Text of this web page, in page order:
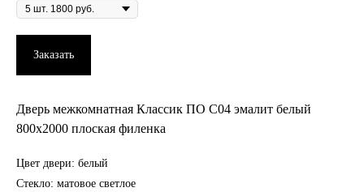
Заказать
Дверь межкомнатная Классик ПО С04 эмалит белый
800х2000 плоская филенка
Цвет двери: белый
Стекло: матовое светлое